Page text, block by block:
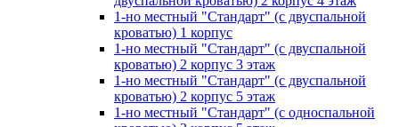
1-но местный "Стандарт" (с двуспальной
кроватью) 1 корпус
1-но местный "Стандарт" (с двуспальной
кроватью) 2 корпус 3 этаж
1-но местный "Стандарт" (с двуспальной
кроватью) 2 корпус 5 этаж
1-но местный "Стандарт" (с односпальной